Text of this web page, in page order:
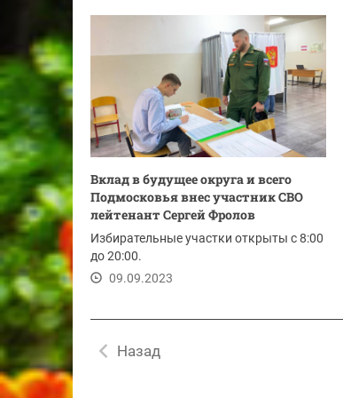
Вклад в будущее округа и всего
Подмосковья внес участник СВО
лейтенант Сергей Фролов
Избирательные участки открыты с 8:00
до 20:00.
09.09.2023
Назад